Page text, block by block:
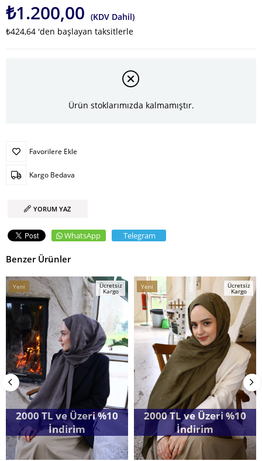
₺1.200,00 (KDV Dahil)
₺424,64 'den başlayan taksitlerle
Ürün stoklarımızda kalmamıştır.
Favorilere Ekle
Kargo Bedava
YORUM YAZ
WhatsApp Telegram
Benzer Ürünler
Yeni
Ürün
Ücretsiz
Kargo
2000 TL ve Üzeri %10
İndirim
Yeni
Ürün
Ücretsiz
Kargo
2000 TL ve Üzeri %10
İndirim